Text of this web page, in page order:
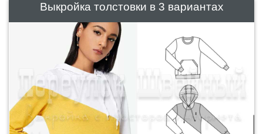
Выкройка толстовки в 3 вариантах